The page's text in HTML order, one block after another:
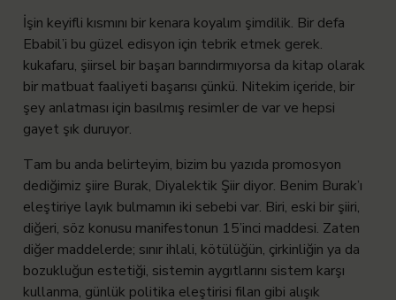
İşin keyifli kısmını bir kenara koyalım şimdilik. Bir defa
Ebabil’i bu güzel edisyon için tebrik etmek gerek.
kukafaru, şiirsel bir başarı barındırmıyorsa da kitap olarak
bir matbuat faaliyeti başarısı çünkü. Nitekim içeride, bir
şey anlatması için basılmış resimler de var ve hepsi
gayet şık duruyor.
Tam bu anda belirteyim, bizim bu yazıda promosyon
dediğimiz şiire Burak, Diyalektik Şiir diyor. Benim Burak’ı
eleştiriye layık bulmamın iki sebebi var. Biri, eski bir şiiri,
diğeri, söz konusu manifestonun 15’inci maddesi. Zaten
diğer maddelerde; sınır ihlali, kötülüğün, çirkinliğin ya da
bozukluğun estetiği, sistemin aygıtlarını sistem karşı
kullanma, günlük politika eleştirisi filan gibi alışık